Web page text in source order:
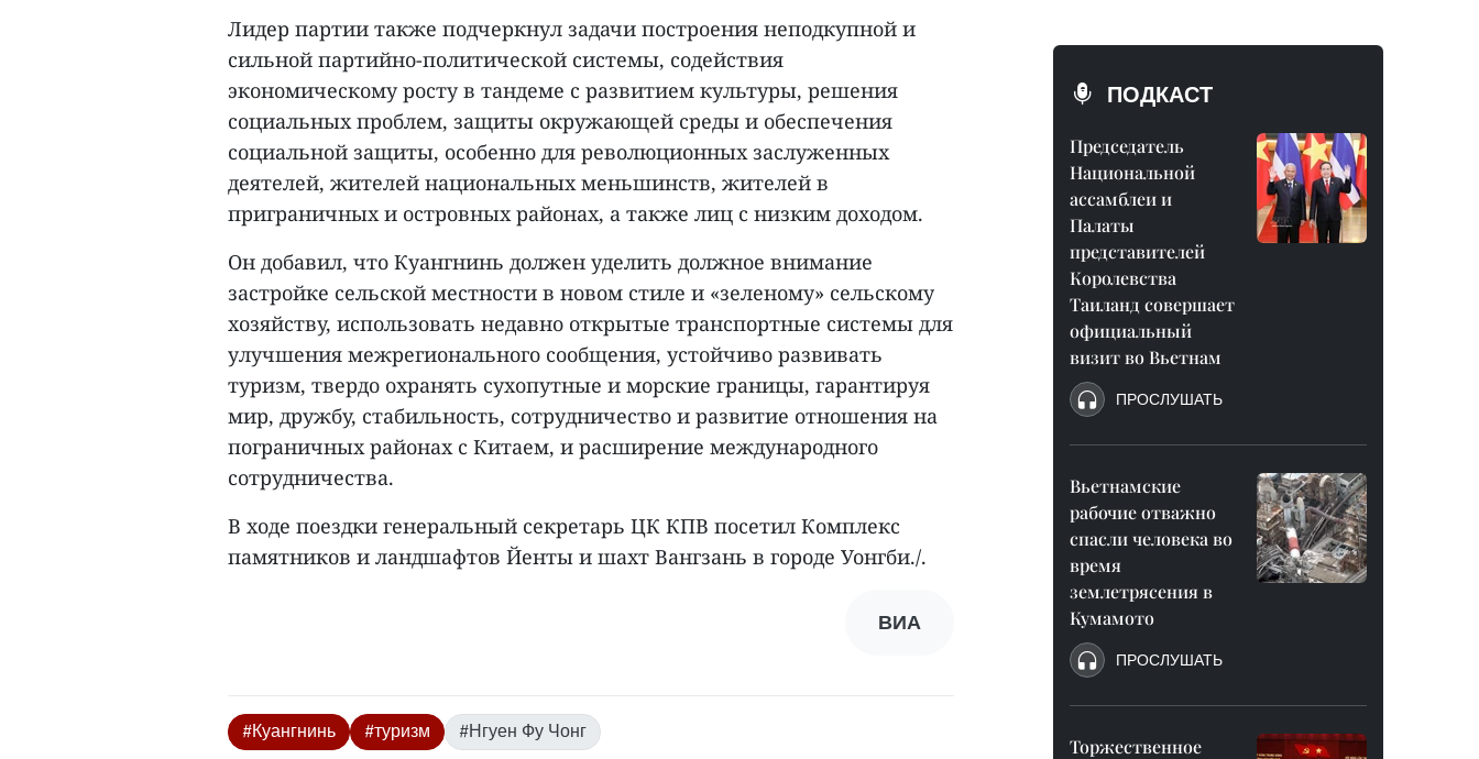
Лидер партии также подчеркнул задачи построения неподкупной и
сильной партийно-политической системы, содействия
экономическому росту в тандеме с развитием культуры, решения
социальных проблем, защиты окружающей среды и обеспечения
социальной защиты, особенно для революционных заслуженных
деятелей, жителей национальных меньшинств, жителей в
приграничных и островных районах, а также лиц с низким доходом.
Он добавил, что Куангнинь должен уделить должное внимание
застройке сельской местности в новом стиле и «зеленому» сельскому
хозяйству, использовать недавно открытые транспортные системы для
улучшения межрегионального сообщения, устойчиво развивать
туризм, твердо охранять сухопутные и морские границы, гарантируя
мир, дружбу, стабильность, сотрудничество и развитие отношения на
пограничных районах с Китаем, и расширение международного
сотрудничества.
В ходе поездки генеральный секретарь ЦК КПВ посетил Комплекс
памятников и ландшафтов Йенты и шахт Вангзань в городе Уонгби./.
ВИА
#Куангнинь #туризм #Нгуен Фу Чонг
ПОДКАСТ
Председатель
Национальной
ассамблеи и
Палаты
представителей
Королевства
Таиланд совершает
официальный
визит во Вьетнам
ПРОСЛУШАТЬ
Вьетнамские
рабочие отважно
спасли человека во
время
землетрясения в
Кумамото
ПРОСЛУШАТЬ
Торжественное